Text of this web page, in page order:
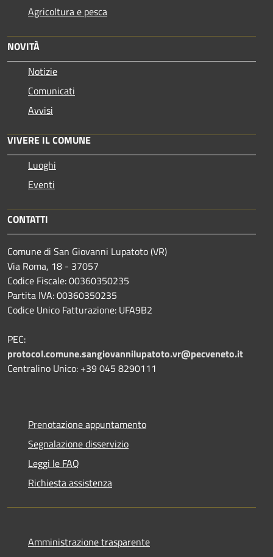
Agricoltura e pesca
NOVITÀ
Notizie
Comunicati
Avvisi
VIVERE IL COMUNE
Luoghi
Eventi
CONTATTI
Comune di San Giovanni Lupatoto (VR)
Via Roma, 18 - 37057
Codice Fiscale: 00360350235
Partita IVA: 00360350235
Codice Unico Fatturazione: UFA9B2
PEC:
protocol.comune.sangiovannilupatoto.vr@pecveneto.it
Centralino Unico: +39 045 8290111
Prenotazione appuntamento
Segnalazione disservizio
Leggi le FAQ
Richiesta assistenza
Amministrazione trasparente